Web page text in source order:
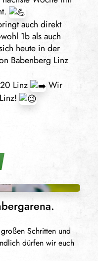
auch direkt
1b als auch
heute in der
Babenberg Linz
Linz
Wir
Schritten und
dürfen wir euch